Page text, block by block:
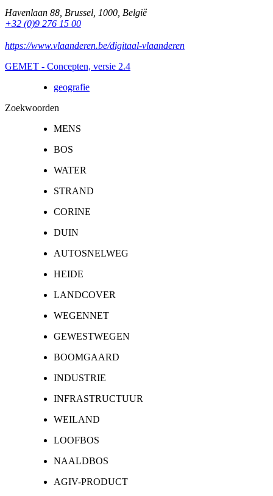
Havenlaan 88 Brussel 1000 België
+32 (0)9 276 15 00
https://www.vlaanderen.be/digitaal-vlaanderen
GEMET - Concepten, versie 2.4
geografie
Zoekwoorden
MENS
BOS
WATER
STRAND
CORINE
DUIN
AUTOSNELWEG
HEIDE
LANDCOVER
WEGENNET
GEWESTWEGEN
BOOMGAARD
INDUSTRIE
INFRASTRUCTUUR
WEILAND
LOOFBOS
NAALDBOS
AGIV-PRODUCT